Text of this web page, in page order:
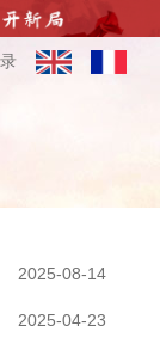
2025-08-14
2025-04-23